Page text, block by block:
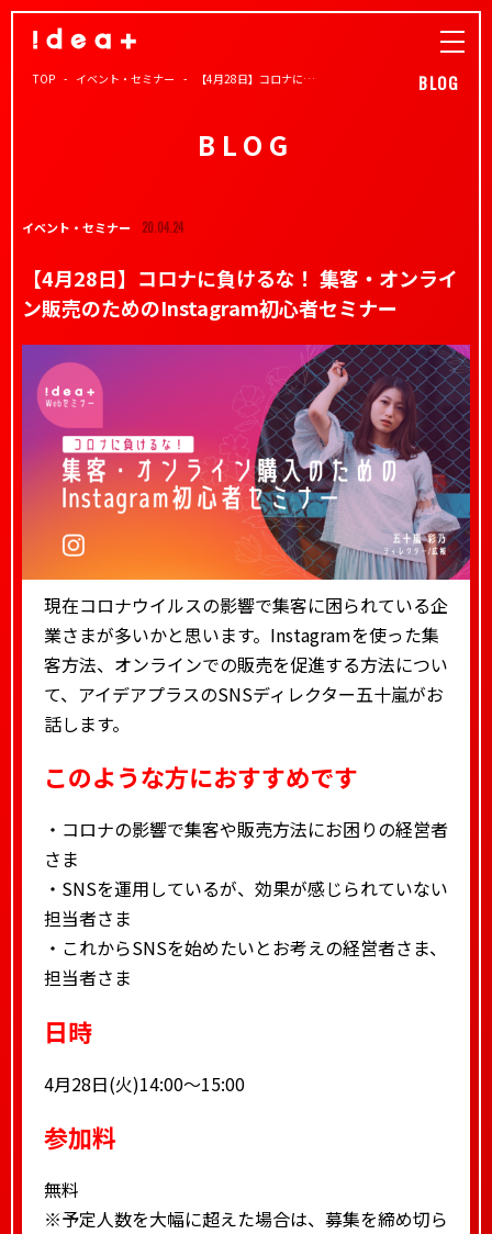
BLOG
TOP イベント・セミナー 【4月28日】コロナに…
BLOG
イベント・セミナー 20.04.24
【4月28日】コロナに負けるな！ 集客・オンライ
ン販売のためのInstagram初心者セミナー
現在コロナウイルスの影響で集客に困られている企
業さまが多いかと思います。Instagramを使った集
客方法、オンラインでの販売を促進する方法につい
て、アイデアプラスのSNSディレクター五十嵐がお
話します。
このような方におすすめです
・コロナの影響で集客や販売方法にお困りの経営者
さま
・SNSを運用しているが、効果が感じられていない
担当者さま
・これからSNSを始めたいとお考えの経営者さま、
担当者さま
日時
4月28日(火)14:00〜15:00
参加料
無料
※予定人数を大幅に超えた場合は、募集を締め切ら